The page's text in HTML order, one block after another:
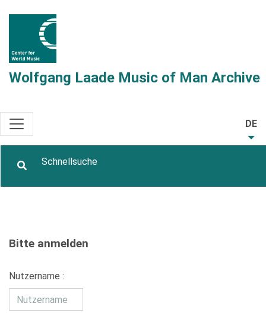
Wolfgang Laade Music of Man Archive
DE
Bitte anmelden
Nutzername :